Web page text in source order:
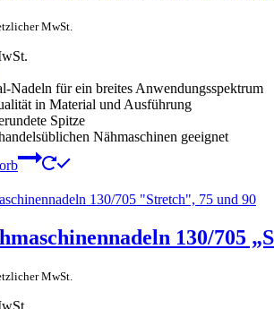
MwSt.
Nadeln für ein breites Anwendungsspektrum
in Material und Ausführung
Spitze
Nähmaschinen geeignet
130/705
MwSt.